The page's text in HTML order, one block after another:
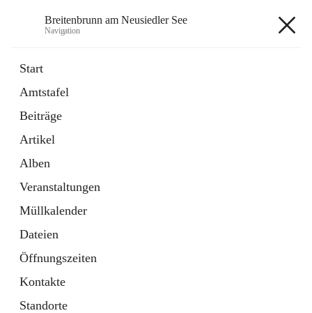
Breitenbrunn am Neusiedler See
Navigation
Start
Amtstafel
Beiträge
Artikel
Alben
Veranstaltungen
Müllkalender
Dateien
Öffnungszeiten
Kontakte
Standorte
18 Schnellzugriffe
Gemeindeservice